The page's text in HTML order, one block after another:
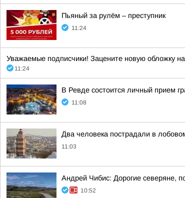
Пьяный за рулём – преступник
11:24
Уважаемые подписчики! Зацените новую обложку
11:24
В Ревде состоится личный прием
11:08
Два человека пострадали в
11:03
Андрей Чибис: Дорогие северяне,
10:52